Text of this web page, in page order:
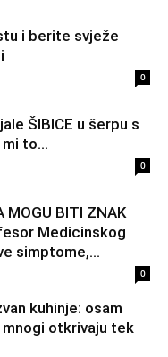
i berite svježe
0
ŠIBICE u šerpu s
to...
0
MOGU BITI ZNAK
Medicinskog
simptome,...
0
kuhinje: osam
otkrivaju tek